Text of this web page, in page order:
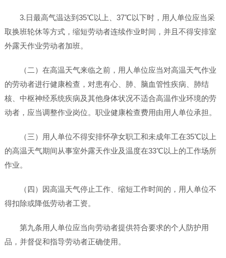
3.日最高气温达到35℃以上、37℃以下时，用人单位应当采
取换班轮休等方式，缩短劳动者连续作业时间，并且不得安排室
外露天作业劳动者加班。
（二）在高温天气来临之前，用人单位应当对高温天气作业
的劳动者进行健康检查，对患有心、肺、脑血管性疾病、肺结
核、中枢神经系统疾病及其他身体状况不适合高温作业环境的劳
动者，应当调整作业岗位。职业健康检查费用由用人单位承担。
（三）用人单位不得安排怀孕女职工和未成年工在35℃以上
的高温天气期间从事室外露天作业及温度在33℃以上的工作场所
作业。
（四）因高温天气停止工作、缩短工作时间的，用人单位不
得扣除或降低劳动者工资。
第九条用人单位应当向劳动者提供符合要求的个人防护用
品，并督促和指导劳动者正确使用。